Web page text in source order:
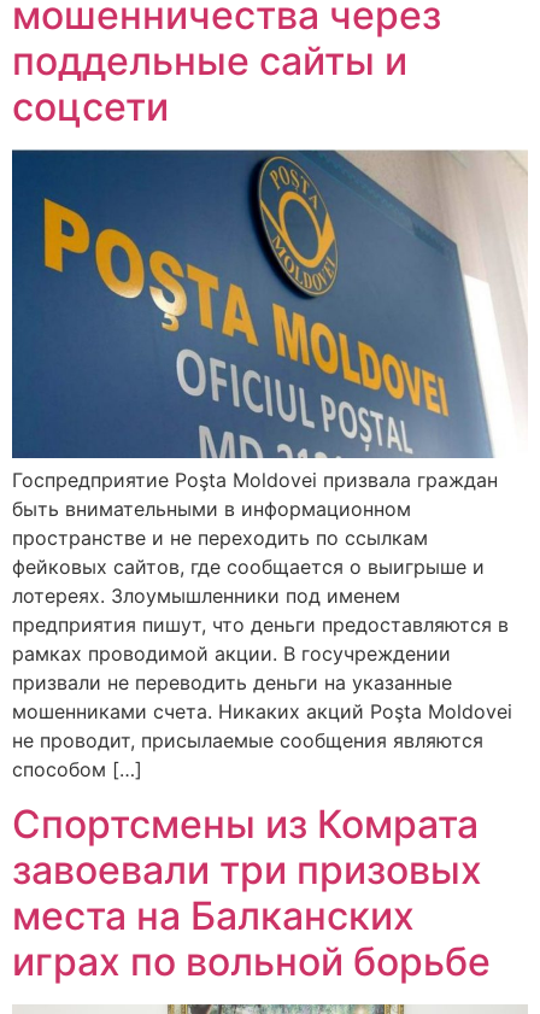
мошенничества через
поддельные сайты и
соцсети
Госпредприятие Poşta Moldovei призвала граждан
быть внимательными в информационном
пространстве и не переходить по ссылкам
фейковых сайтов, где сообщается о выигрыше и
лотереях. Злоумышленники под именем
предприятия пишут, что деньги предоставляются в
рамках проводимой акции. В госучреждении
призвали не переводить деньги на указанные
мошенниками счета. Никаких акций Poşta Moldovei
не проводит, присылаемые сообщения являются
способом […]
Спортсмены из Комрата
завоевали три призовых
места на Балканских
играх по вольной борьбе